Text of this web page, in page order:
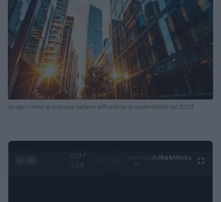
Scopri come le imprese italiane affrontano la sostenibilità nel 2023.
0:28 /
1:20
AdhubMedia